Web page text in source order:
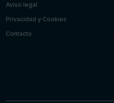
Aviso legal
Privacidad y Cookies
Contacto